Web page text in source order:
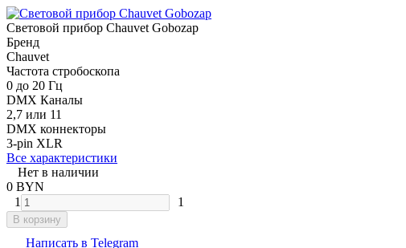
Световой прибор Chauvet Gobozap
Бренд
Chauvet
Частота стробоскопа
0 до 20 Гц
DMX Каналы
2,7 или 11
DMX коннекторы
3-pin XLR
Все характеристики
Нет в наличии
0 BYN
1
1
В корзину
Написать в Telegram